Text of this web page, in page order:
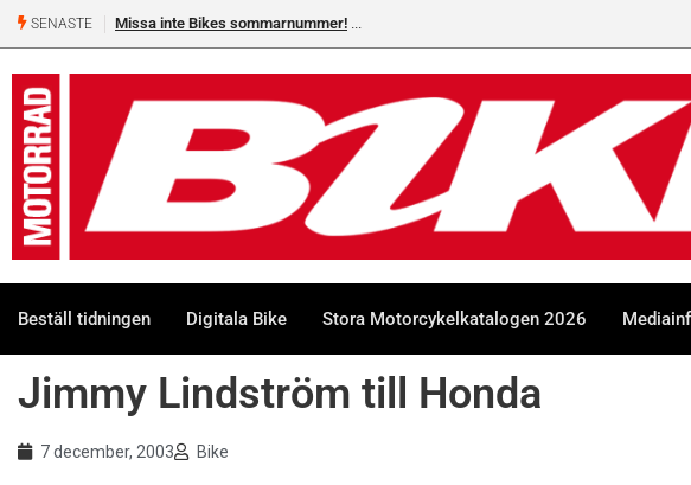
SENASTE Missa inte Bikes sommarnummer!
Beställ tidningen Digitala Bike Stora Motorcykelkatalogen 2026
Jimmy Lindström till Honda
7 december, 2003 Bike